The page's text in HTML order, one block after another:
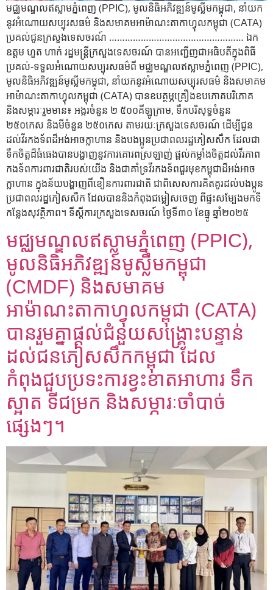
មជ្ឈមណ្ឌលឥស្លាមភ្នំពេញ (PPIC), មូលនិធិអភិវឌ្ឍន៍មូស្លីមកម្ពុជា, នាំយក
នូវអំណោយសប្បុរសធម៌ និងសមាគមអាម៉ាណះតាកាហ្វុលកម្ពុជា (CATA)
ប្រគល់ជូនក្រសួងទេសចរណ៍ …………………………………………… ឯក
ឧត្តម ហួត ហាក់ រដ្ឋមន្ត្រីក្រសួងទេសចរណ៍ បានអញ្ជើញជាអធិបតីក្នុងពិធី
ប្រគល់-ទទួលអំណោយសប្បុរសធម៌ពី មជ្ឈមណ្ឌលឥស្លាមភ្នំពេញ (PPIC),
មូលនិធិអភិវឌ្ឍន៍មូស្លីមកម្ពុជា, នាំយកនូវអំណោយសប្បុរសធម៌ និងសមាគម
អាម៉ាណះតាកាហ្វុលកម្ពុជា (CATA) បានឧបត្ថម្ភគ្រឿងឧបភោគបរិភោគ
និងសម្ភារៈរួមមាន៖ អង្ករចំនួន ២ ៥០០គីឡូក្រាម, ទឹកបរិសុទ្ធចំនួន
២៥០កេស និងមីចំនួន ២៥០កេស តាមរយៈក្រសួងទេសចរណ៍ ដើម្បីជូន
ដល់វីរកងទ័ពដ៏អង់អាចក្លាហាន និងបងប្អូនប្រជាពលរដ្ឋភៀសសឹក ដែលជា
ទឹកចិត្តដ៏ធំធេងបានបង្ហាញនូវការគោរពស្រឡាញ់ ផ្តល់កម្លាំងចិត្តដល់វីរភាព
កងទ័ពការពារជាតិរបស់យើង និងជាគាំទ្រវីរកងទ័ពជួរមុខកម្ពុជាដ៏អង់អាច
ក្លាហាន ក្នុងន័យបង្ហាញពីខឿនការពារជាតិ ជាពិសេសការគិតគូរដល់បងប្អូន
ប្រជាពលរដ្ឋភៀសសឹក ដែលបាននិងកំពុងជម្លៀសចេញ ពីផ្ទះសម្បែងមកទី
កន្លែងសុវត្ថិភាព។ ទីស្តីការក្រសួងទេសចរណ៍ ថ្ងៃទី៣០ ខែធ្នូ ឆ្នាំ២០២៥
មជ្ឈមណ្ឌលឥស្លាមភ្នំពេញ (PPIC),
មូលនិធិអភិវឌ្ឍន៍មូស្លឹមកម្ពុជា
(CMDF) និងសមាគម
អាម៉ាណះតាកាហ្វុលកម្ពុជា (CATA)
បានរួមគ្នាផ្តល់ជំនួយសង្គ្រោះបន្ទាន់
ដល់ជនភៀសសឹកកម្ពុជា ដែល
កំពុងជួបប្រទះការខ្វះខាតអាហារ ទឹក
ស្អាត ទីជម្រក និងសម្ភារៈចាំបាច់
ផ្សេងៗ។